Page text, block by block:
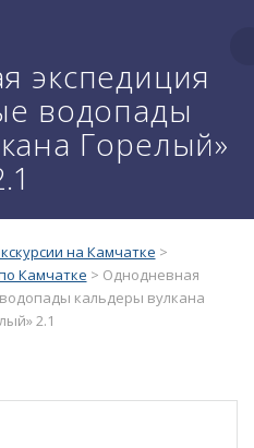
экспедиция
водопады
Горелый»
на Камчатке >
Камчатке > Однодневная
кальдеры вулкана
2.1